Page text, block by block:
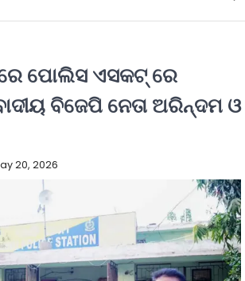
ପୋଲିସ ଏସକଟ୍ ରେ
ବିଜେପି ନେତା ଅରିନ୍ଦମ ଓ
20, 2026